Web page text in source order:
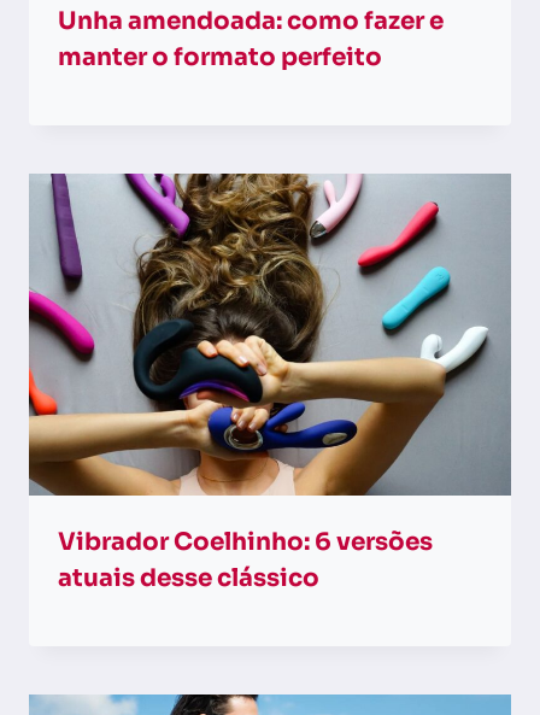
Unha amendoada: como fazer e
manter o formato perfeito
Vibrador Coelhinho: 6 versões
atuais desse clássico